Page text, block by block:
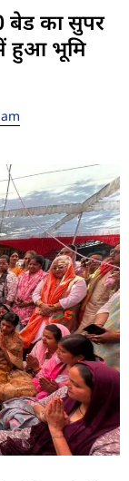
बेड का सुपर
में हुआ भूमि